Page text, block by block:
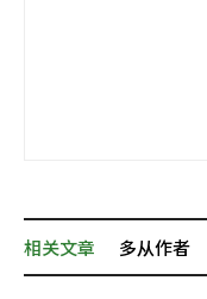
相关文章 多从作者